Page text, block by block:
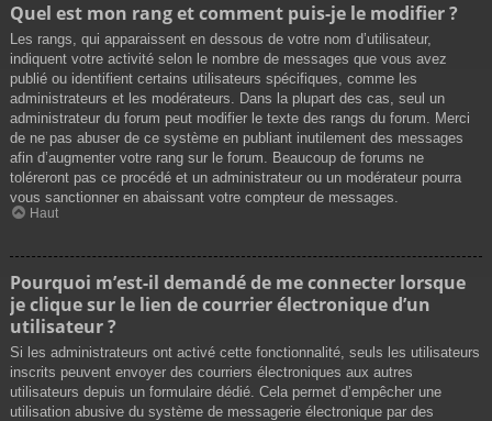
Quel est mon rang et comment puis-je le modifier ?
Les rangs, qui apparaissent en dessous de votre nom d’utilisateur,
indiquent votre activité selon le nombre de messages que vous avez
publié ou identifient certains utilisateurs spécifiques, comme les
administrateurs et les modérateurs. Dans la plupart des cas, seul un
administrateur du forum peut modifier le texte des rangs du forum. Merci
de ne pas abuser de ce système en publiant inutilement des messages
afin d’augmenter votre rang sur le forum. Beaucoup de forums ne
toléreront pas ce procédé et un administrateur ou un modérateur pourra
vous sanctionner en abaissant votre compteur de messages.
Haut
Pourquoi m’est-il demandé de me connecter lorsque
je clique sur le lien de courrier électronique d’un
utilisateur ?
Si les administrateurs ont activé cette fonctionnalité, seuls les utilisateurs
inscrits peuvent envoyer des courriers électroniques aux autres
utilisateurs depuis un formulaire dédié. Cela permet d’empêcher une
utilisation abusive du système de messagerie électronique par des